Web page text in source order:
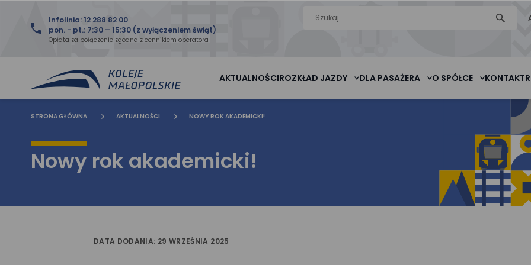
Infolinia: 12 288 82 00
pon. - pt.: 7:30 – 15:30 (z wyłączeniem świąt)
Opłata za połączenie zgodna z cennikiem operatora
Wyszukiwarka
na stronie
AKTUALNOŚCIROZKŁAD JAZDY DLA PASAŻERA O SPÓŁCE KONTAKT
STRONA GŁÓWNA AKTUALNOŚCI NOWY ROK AKADEMICKI!
Nowy rok akademicki!
DATA DODANIA: 29 WRZEŚNIA 2025